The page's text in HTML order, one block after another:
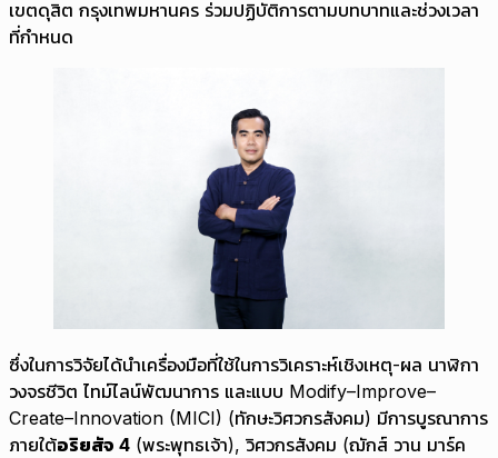
เขตดุสิต กรุงเทพมหานคร ร่วมปฏิบัติการตามบทบาทและช่วงเวลา
ที่กำหนด
ซึ่งในการวิจัยได้นำเครื่องมือที่ใช้ในการวิเคราะห์เชิงเหตุ-ผล นาฬิกา
วงจรชีวิต ไทม์ไลน์พัฒนาการ และแบบ Modify–Improve–
Create–Innovation (MICI) (ทักษะวิศวกรสังคม) มีการบูรณาการ
ภายใต้อริยสัจ 4 (พระพุทธเจ้า), วิศวกรสังคม (ฌักส์ วาน มาร์ค